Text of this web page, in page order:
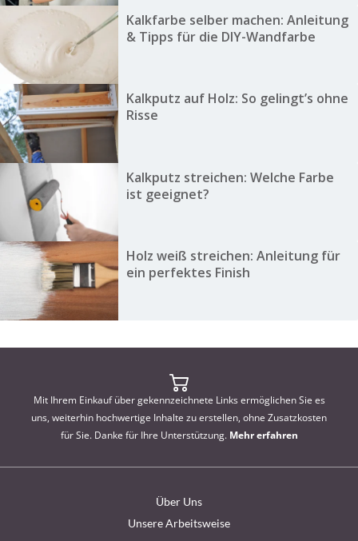
Kalkfarbe selber machen: Anleitung
& Tipps für die DIY-Wandfarbe
Kalkputz auf Holz: So gelingt’s ohne
Risse
Kalkputz streichen: Welche Farbe
ist geeignet?
Holz weiß streichen: Anleitung für
ein perfektes Finish
Mit Ihrem Einkauf über gekennzeichnete Links ermöglichen Sie es
uns, weiterhin hochwertige Inhalte zu erstellen, ohne Zusatzkosten
für Sie. Danke für Ihre Unterstützung. Mehr erfahren
Über Uns
Unsere Arbeitsweise